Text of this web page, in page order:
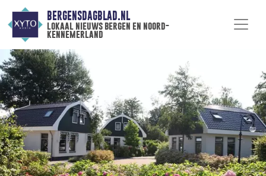
BERGENSDAGBLAD.NL
lokaal nieuws bergen en noord-
kennemerland